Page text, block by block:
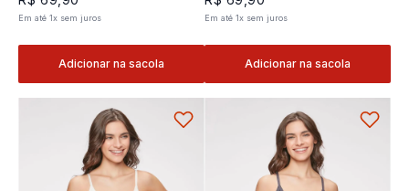
Em até1x sem juros
Adicionar na sacola
Em até 1x sem juros
Adicionar na sacola